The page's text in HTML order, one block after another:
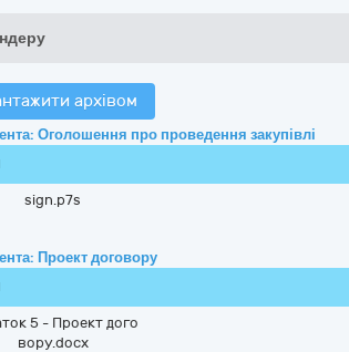
архівом
Оголошення про проведення закупівлі
sign.p7s
Проект договору
5 - Проект дого
вору.docx